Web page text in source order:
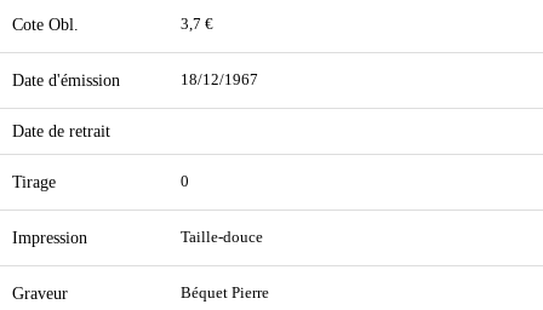
Cote Obl. 3,7 €
Date d'émission 18/12/1967
Date de retrait
Tirage 0
Impression Taille-douce
Graveur Béquet Pierre